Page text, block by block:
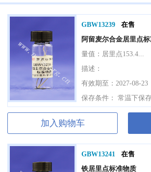
GBW13239
在售
阿留麦尔合金居里点
量值： 居里点153.4...
描述：
有效期至：2027-08-23
保存条件： 常温下保存
加入购物车
GBW13241
在售
铁居里点标准物质